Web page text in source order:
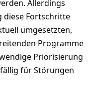
Allerdings
diese Fortschritte
umgesetzten,
Programme
Priorisierung
für Störungen